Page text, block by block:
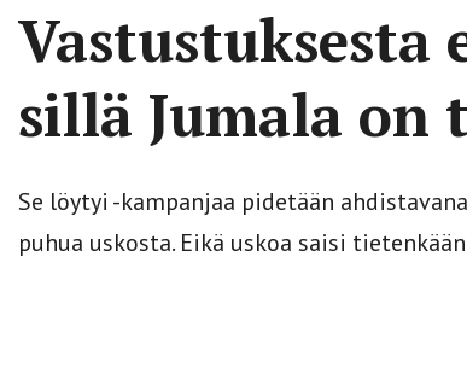
sillä Jumala on
Se löytyi -kampanjaa pidetään
puhua uskosta. Eikä uskoa saisi